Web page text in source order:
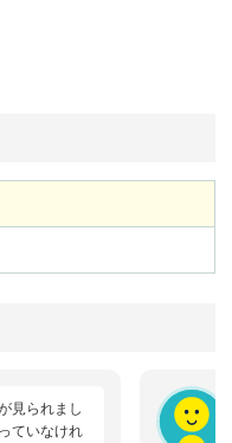
見られまし
ていなけれ